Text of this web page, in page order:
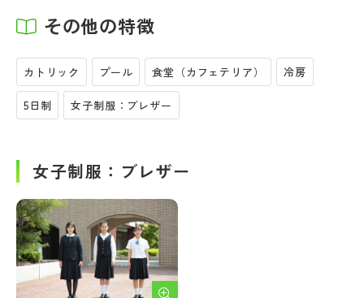
その他の特徴
カトリック プール 食堂（カフェテリア） 冷房
5日制 女子制服：ブレザー
女子制服：ブレザー